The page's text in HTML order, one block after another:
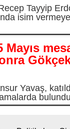
Tayyip
isim
Yavaş,